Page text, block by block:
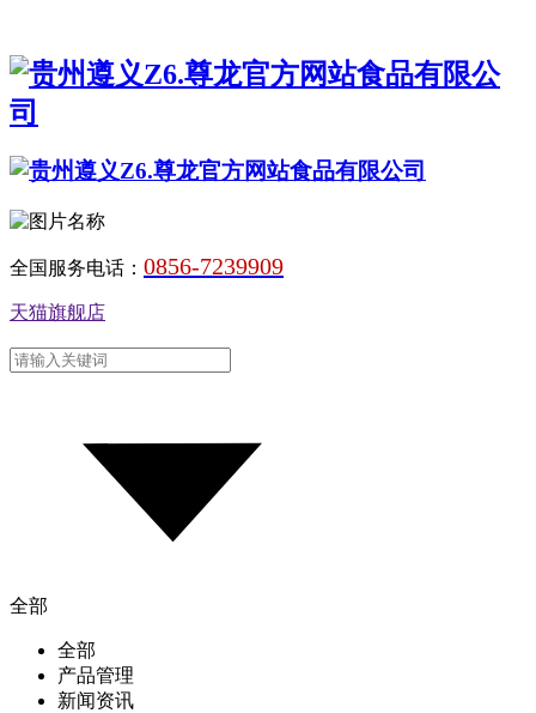
全国服务电话： 0856-7239909
天猫旗舰店
全部
全部
产品管理
新闻资讯